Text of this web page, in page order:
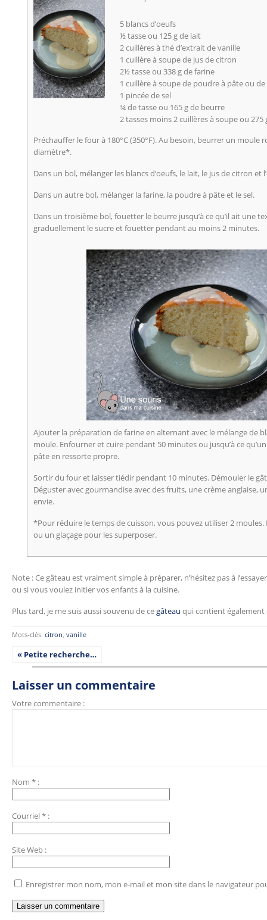
5 blancs d’oeufs
½ tasse ou 125 g de lait
2 cuillères à thé d’extrait de vanille
1 cuillère à soupe de jus de citron
2½ tasse ou 338 g de farine
1 cuillère à soupe de poudre à pâte ou
1 pincée de sel
¾ de tasse ou 165 g de beurre
2 tasses moins 2 cuillères à soupe ou 275
Préchauffer le four à 180°C (350°F). Au besoin, beurrer un moule
diamètre*.
Dans un bol, mélanger les blancs d’oeufs, le lait, le jus de citron et
Dans un autre bol, mélanger la farine, la poudre à pâte et le sel.
Dans un troisième bol, fouetter le beurre jusqu’à ce qu’il ait une
graduellement le sucre et fouetter pendant au moins 2 minutes.
Ajouter la préparation de farine en alternant avec le mélange de
moule. Enfourner et cuire pendant 50 minutes ou jusqu’à ce
pâte en ressorte propre.
Sortir du four et laisser tiédir pendant 10 minutes. Démouler le
Déguster avec gourmandise avec des fruits, une crème anglaise,
envie.
*Pour réduire le temps de cuisson, vous pouvez utiliser 2 moules.
ou un glaçage pour les superposer.
Note : Ce gâteau est vraiment simple à préparer, n’hésitez pas à
ou si vous voulez initier vos enfants à la cuisine.
Plus tard, je me suis aussi souvenu de cegâteau qui contient également
Mots-clés: citron, vanille
« Petite recherche…
Laisser un commentaire
Votre commentaire :
Nom * :
Courriel * :
Site Web :
Enregistrer mon nom, mon e-mail et mon site dans le navigateur